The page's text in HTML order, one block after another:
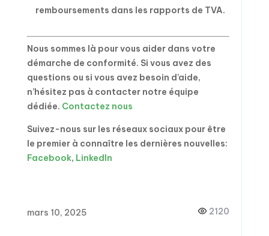
remboursements dans les rapports de TVA.
Nous sommes là pour vous aider dans votre
démarche de conformité. Si vous avez des
questions ou si vous avez besoin d’aide,
n’hésitez pas à contacter notre équipe
dédiée. Contactez nous
Suivez-nous sur les réseaux sociaux pour être
le premier à connaître les dernières nouvelles:
Facebook, LinkedIn
mars 10, 2025 2120